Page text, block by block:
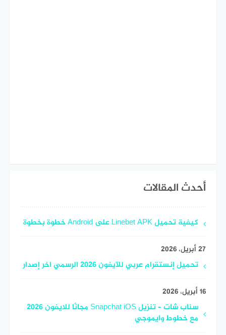
أحدث المقالات
كيفية تحميل Linebet APK على Android خطوة بخطوة
27 أبريل، 2026
تحميل إنستقرام عربي للآيفون 2026 الرسمي اخر إصدار
16 أبريل، 2026
سناب شات – تنزيل Snapchat iOS مجانًا للايفون 2026
مع خطوط وايموجي